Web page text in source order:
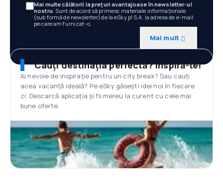
Mai multe călătorii la prețuri avantajoase în newsletter-ul
nostru. Sunt de acord să primesc materiale informaționale
(sub formă de newsletter) de la eSky.pl S.A. la adresa de e-mail
pe care am furnizat-o.
Mai mult
Cauți destinația perfectă? Inspiră-te!
Ai nevoie de inspirație pentru un city break? Sau cauți
acea vacanță ideală? Pe eSky găsești idei noi în fiecare
zi. Descarcă aplicația și fii mereu la curent cu cele mai
bune oferte.